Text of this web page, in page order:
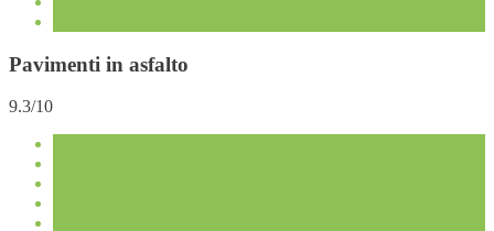
Pavimenti in asfalto
9.3/10